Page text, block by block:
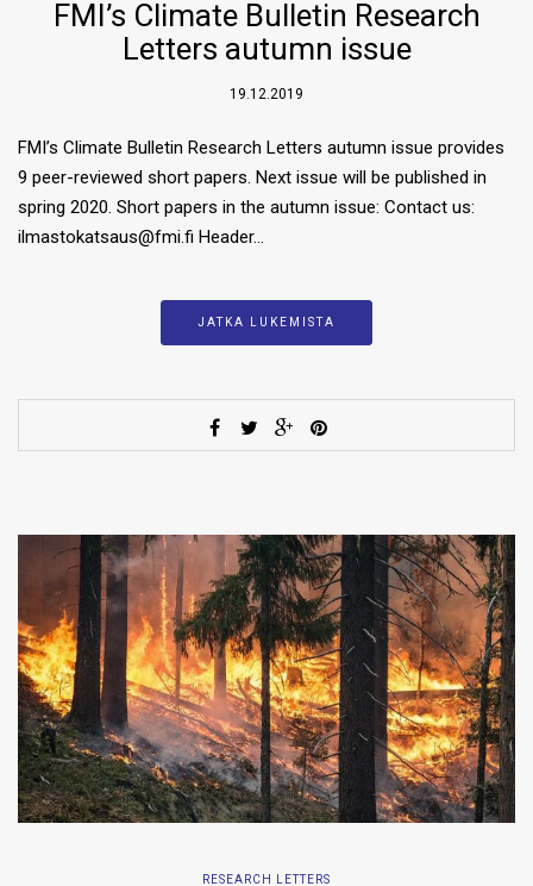
FMI’s Climate Bulletin Research
Letters autumn issue
19.12.2019
FMI’s Climate Bulletin Research Letters autumn issue provides
9 peer-reviewed short papers. Next issue will be published in
spring 2020. Short papers in the autumn issue: Contact us:
ilmastokatsaus@fmi.fi Header…
JATKA LUKEMISTA
RESEARCH LETTERS